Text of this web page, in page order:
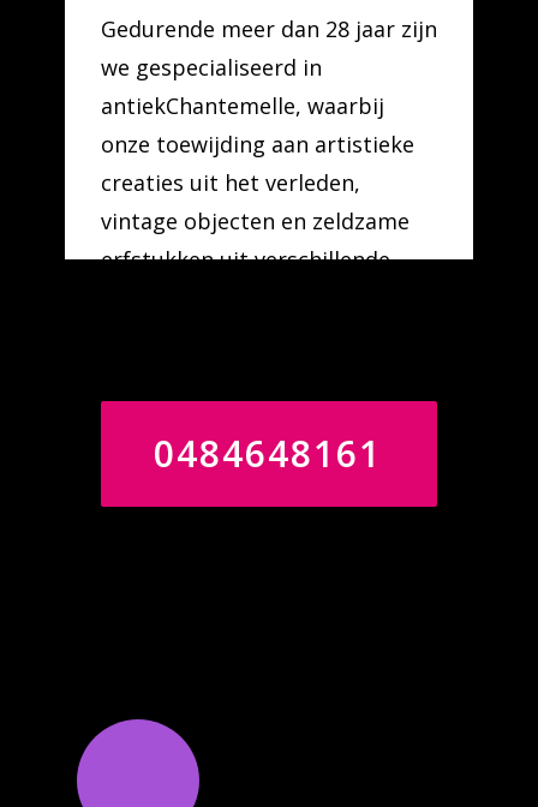
Gedurende meer dan 28 jaar zijn
we gespecialiseerd in
antiekChantemelle, waarbij
onze toewijding aan artistieke
creaties uit het verleden,
vintage objecten en zeldzame
erfstukken uit verschillende
0484648161